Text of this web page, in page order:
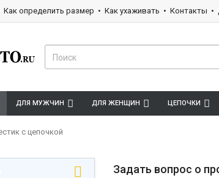
Как определить размер Как ухаживать Контакты
ДЛЯ МУЖЧИН ДЛЯ ЖЕНЩИН ЦЕПОЧКИ
с цепочкой
Задать вопрос о